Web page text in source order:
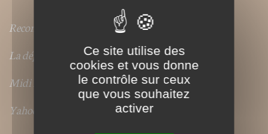
Recommandé par :
La dépêche.fr
Midi Libre
Yahoo ! Pour Elle
Ce site utilise des
cookies et vous donne
le contrôle sur ceux
que vous souhaitez
activer